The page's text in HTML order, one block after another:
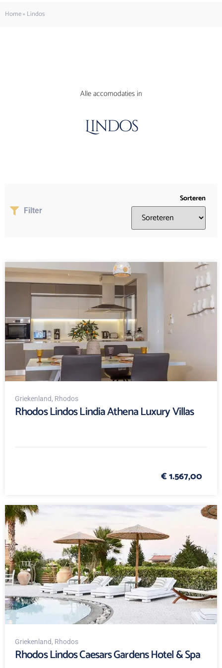
Home»Lindos
Alle accomodaties in
Lindos
Filter
Sorteren
Griekenland, Rhodos
Rhodos Lindos Lindia Athena Luxury Villas
€ 1.567,00
Griekenland, Rhodos
Rhodos Lindos Caesars Gardens Hotel & Spa